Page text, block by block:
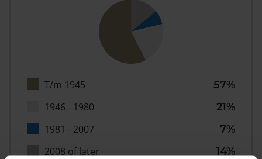
T/m 1945
57%
1946 - 1980
21%
1981 - 2007
7%
2008 of later
14%